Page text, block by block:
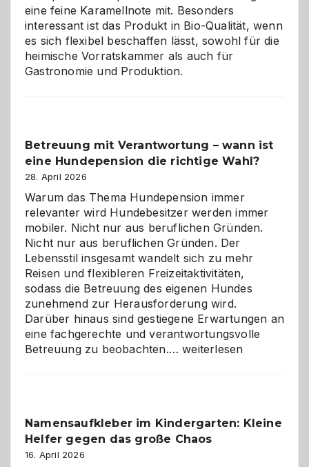
Zuhause
eine feine Karamellnote mit. Besonders
interessant ist das Produkt in Bio-Qualität, wenn
es sich flexibel beschaffen lässt, sowohl für die
heimische Vorratskammer als auch für
Gastronomie und Produktion.
Betreuung mit Verantwortung – wann ist
eine Hundepension die richtige Wahl?
28. April 2026
Warum das Thema Hundepension immer
relevanter wird Hundebesitzer werden immer
mobiler. Nicht nur aus beruflichen Gründen.
Nicht nur aus beruflichen Gründen. Der
Lebensstil insgesamt wandelt sich zu mehr
Reisen und flexibleren Freizeitaktivitäten,
sodass die Betreuung des eigenen Hundes
zunehmend zur Herausforderung wird.
Darüber hinaus sind gestiegene Erwartungen an
eine fachgerechte und verantwortungsvolle
Betreuung zu beobachten.…Betreuung
ist
eine
weiterlesen
Namensaufkleber im Kindergarten: Kleine
Helfer gegen das große Chaos
16. April 2026